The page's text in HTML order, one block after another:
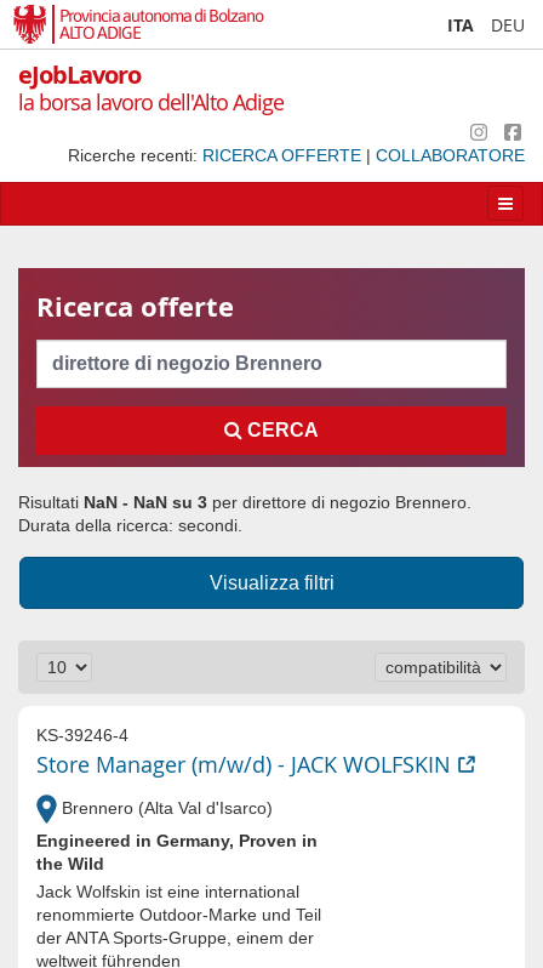
Provincia autonoma di Bolzano
ALTO ADIGE
ITA DEU
eJobLavoro
la borsa lavoro dell'Alto Adige
Ricerche recenti: RICERCA OFFERTE | COLLABORATORE
Apri/
la
Ricerca offerte
CERCA
Risultati NaN - NaN su 3 per direttore di negozio Brennero.
Durata della ricerca: secondi.
Visualizza filtri
KS-39246-4
Store Manager (m/w/d) - JACK WOLFSKIN
Brennero (Alta Val d'Isarco)
Engineered in Germany, Proven in
the Wild
Jack Wolfskin ist eine international
renommierte Outdoor-Marke und Teil
der ANTA Sports-Gruppe, einem der
weltweit führenden